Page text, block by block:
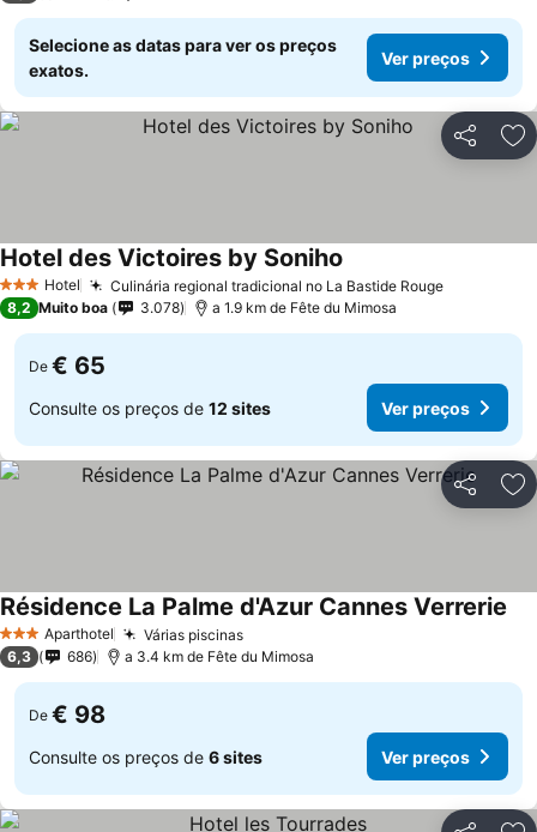
Selecione as datas para ver os preços
exatos.
Ver preços
Partilhar
3 EstrelasHotel Culinária regional tradicional no La Bastide RougeVer
Hotel des Victoires by Soniho
8,2 Muito boa 3.078 a 1.9 km de Fête du Mimosa
De € 65
Consulte os preços de 12 sites Ver preços
Partilhar
3 EstrelasAparthotel Várias piscinasVer preços
Résidence La Palme d'Azur Cannes Verrerie
6,3 686 a 3.4 km de Fête du Mimosa
De € 98
Consulte os preços de 6 sites Ver preços